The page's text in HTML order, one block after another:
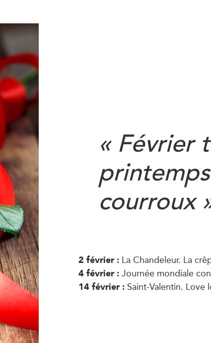
« Février
courroux
2 février : La Chandeleur. La
4 février :Journée mondiale
14 février : Saint-Valentin. Love